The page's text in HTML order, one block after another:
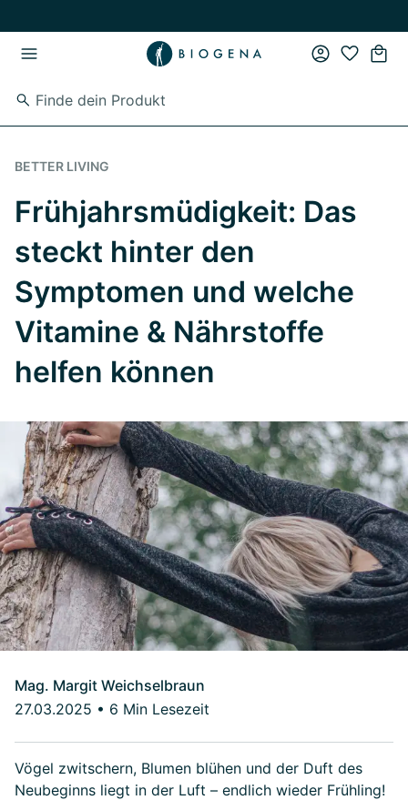
BETTER LIVING
Frühjahrsmüdigkeit: Das
steckt hinter den
Symptomen und welche
Vitamine & Nährstoffe
helfen können
Mag. Margit Weichselbraun
27.03.2025 • 6 Min Lesezeit
Vögel zwitschern, Blumen blühen und der Duft des
Neubeginns liegt in der Luft – endlich wieder Frühling!